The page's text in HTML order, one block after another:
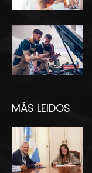
MÁS LEIDOS